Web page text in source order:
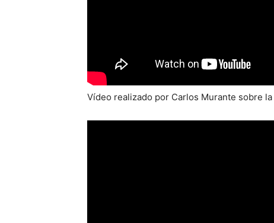
Vídeo realizado por Carlos Murante sobre